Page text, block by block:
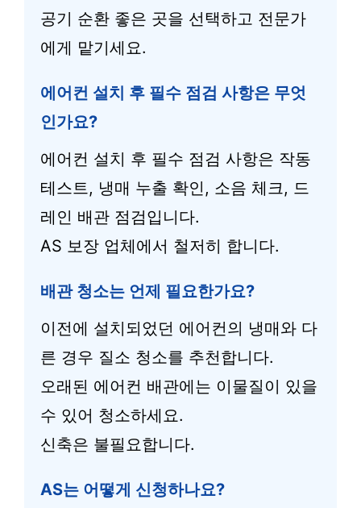
공기 순환 좋은 곳을 선택하고 전문가
에게 맡기세요.
에어컨 설치 후 필수 점검 사항은 무엇
인가요?
에어컨 설치 후 필수 점검 사항은 작동
테스트, 냉매 누출 확인, 소음 체크, 드
레인 배관 점검입니다.
AS 보장 업체에서 철저히 합니다.
배관 청소는 언제 필요한가요?
이전에 설치되었던 에어컨의 냉매와 다
른 경우 질소 청소를 추천합니다.
오래된 에어컨 배관에는 이물질이 있을
수 있어 청소하세요.
신축은 불필요합니다.
AS는 어떻게 신청하나요?